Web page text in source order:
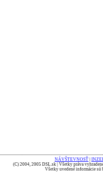
NÁVŠTEVNOSŤ
(C) 2004, 2005 DSL.sk | Všetky práva
Všetky uvedené informácie sú